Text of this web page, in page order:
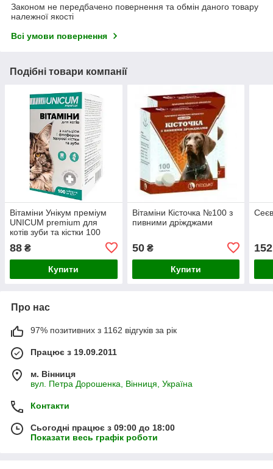
Законом не передбачено повернення та обмін даного товару
належної якості
Всі умови повернення
Подібні товари компанії
Вітаміни Унікум преміум
UNICUM premium для
котів зуби та кістки 100
88 ₴
Купити
Вітаміни Кісточка №100 з
пивними дріжджами
50₴
Купити
152
Про нас
97% позитивних з 1162 відгуків за рік
Працює з 19.09.2011
м. Вінниця
вул. Петра Дорошенка, Вінниця, Україна
Контакти
Сьогодні працює з 09:00 до 18:00
Показати весь графік роботи